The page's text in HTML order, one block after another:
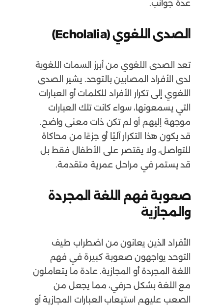
عدة جوانب.
الصدى اللغوي (Echolalia)
تعد الصدى اللغوي من أبرز السمات اللغوية
لدى الأفراد المصابين بالتوحد. يشير الصدى
اللغوي إلى تكرار الأفراد للكلمات أو العبارات
التي يسمعونها، سواء كانت تلك العبارات
موجهة إليهم أو لم تكن ذات معنى واضح.
قد يكون هذا التكرار آليًا أو جزءًا من محاكاة
للتواصل، ولا يقتصر على الأطفال فقط بل
قد يستمر في مراحل عمرية متقدمة.
صعوبة فهم اللغة المجردة
والمجازية
الأفراد الذين يعانون من اضطراب طيف
التوحد يواجهون صعوبة كبيرة في فهم
اللغة المجردة أو المجازية. عادة ما يتعاملون
مع اللغة بشكل حرفي، مما يجعل من
الصعب عليهم استيعاب العبارات المجازية أو